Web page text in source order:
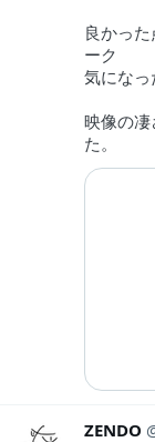
良かっ
ーク
気にな
映像の
た。
ZENDO